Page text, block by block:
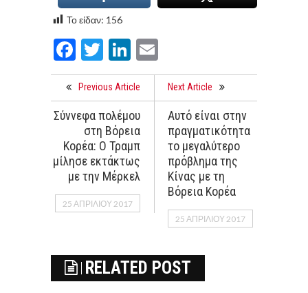
Το είδαν: 156
Facebook
TwitterLinkedIn
Previous Article
Σύννεφα πολέμου
στη Βόρεια
Κορέα: Ο Τραμπ
μίλησε εκτάκτως
με την Μέρκελ
25 ΑΠΡΙΛΊΟΥ 2017
Next Article
Αυτό είναι στην
πραγματικότητα
το μεγαλύτερο
πρόβλημα της
Κίνας με τη
Βόρεια Κορέα
25 ΑΠΡΙΛΊΟΥ 2017
RELATED POST